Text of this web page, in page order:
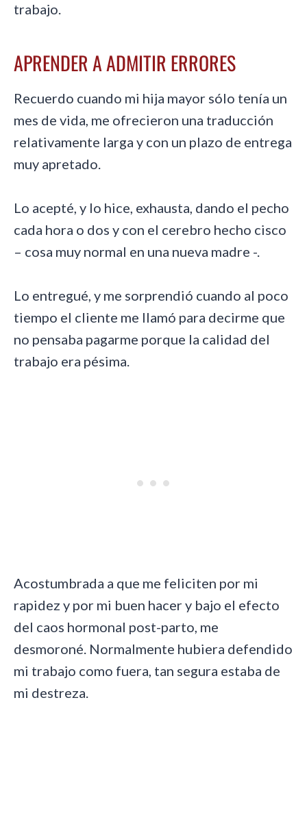
trabajo.
APRENDER A ADMITIR ERRORES
Recuerdo cuando mi hija mayor sólo tenía un
mes de vida, me ofrecieron una traducción
relativamente larga y con un plazo de entrega
muy apretado.
Lo acepté, y lo hice, exhausta, dando el pecho
cada hora o dos y con el cerebro hecho cisco
– cosa muy normal en una nueva madre -.
Lo entregué, y me sorprendió cuando al poco
tiempo el cliente me llamó para decirme que
no pensaba pagarme porque la calidad del
trabajo era pésima.
Acostumbrada a que me feliciten por mi
rapidez y por mi buen hacer y bajo el efecto
del caos hormonal post-parto, me
desmoroné. Normalmente hubiera defendido
mi trabajo como fuera, tan segura estaba de
mi destreza.